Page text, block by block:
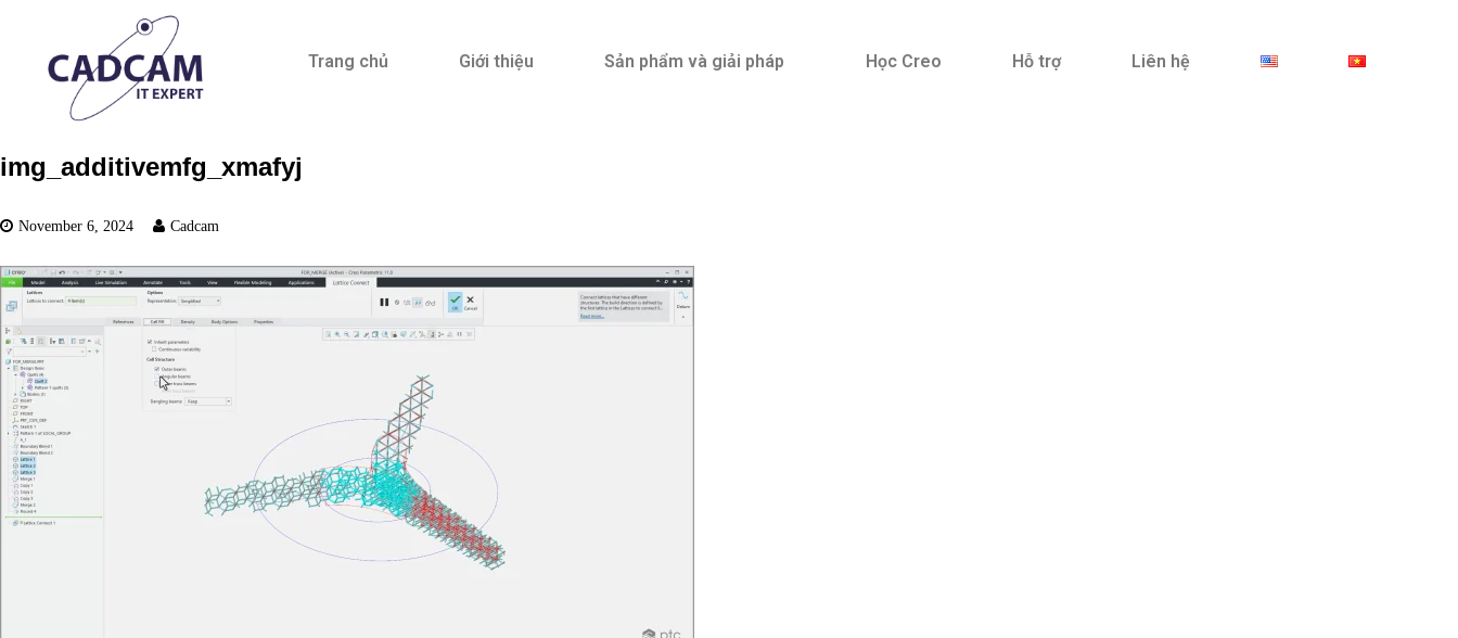
Trang chủ Giới thiệu Sản phẩm và giải pháp Học Creo Hỗ trợ Liên hệ
img_additivemfg_xmafyj
November 6, 2024 Cadcam